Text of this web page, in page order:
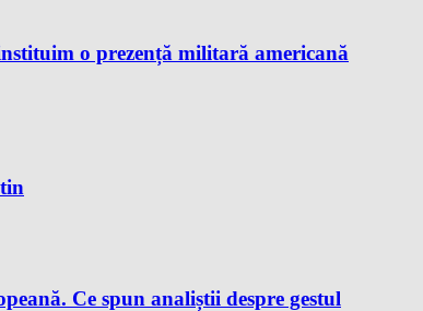
o prezență militară americană
Ce spun analiștii despre gestul